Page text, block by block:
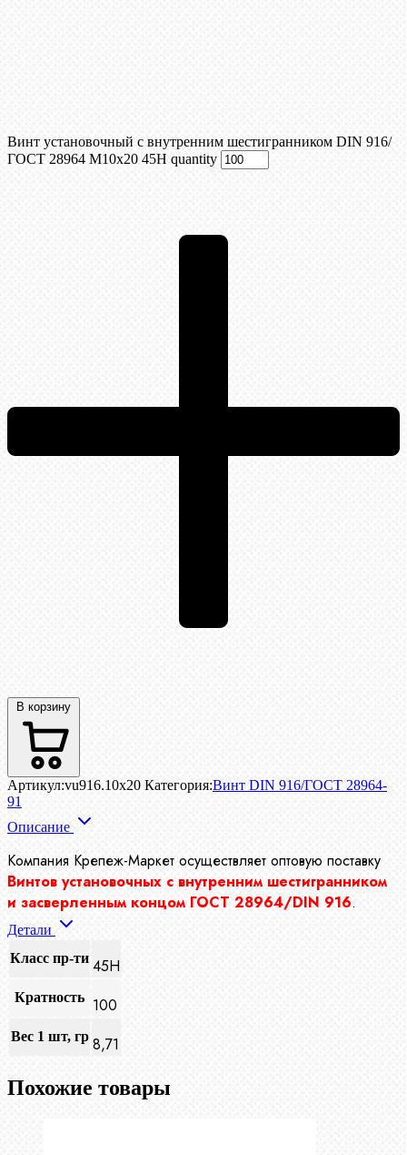
Винт установочный с внутренним шестигранником DIN 916/
ГОСТ 28964 М10x20 45Н quantity
В корзину
Артикул:vu916.10x20 Категория:Винт DIN 916/ГОСТ 28964-
91
Описание
Компания Крепеж-Маркет осуществляет оптовую поставку
Винтов установочных с внутренним шестигранником
и засверленным концом ГОСТ 28964/DIN 916.
Детали
Класс пр-ти 45Н
Кратность 100
Вес 1 шт, гр 8,71
Похожие товары